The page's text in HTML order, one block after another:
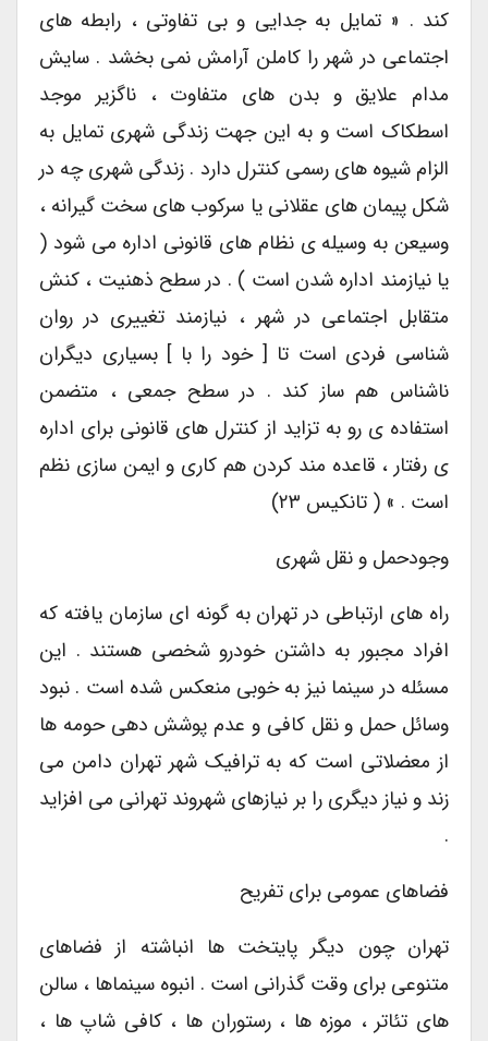
کند . « تمایل به جدایی و بی تفاوتی ، رابطه های
اجتماعی در شهر را کاملن آرامش نمی بخشد . سایش
مدام علایق و بدن های متفاوت ، ناگزیر موجد
اسطکاک است و به این جهت زندگی شهری تمایل به
الزام شیوه های رسمی کنترل دارد . زندگی شهری چه در
شکل پیمان های عقلانی یا سرکوب های سخت گیرانه ،
وسیعن به وسیله ی نظام های قانونی اداره می شود (
یا نیازمند اداره شدن است ) . در سطح ذهنیت ، کنش
متقابل اجتماعی در شهر ، نیازمند تغییری در روان
شناسی فردی است تا [ خود را با ] بسیاری دیگران
ناشناس هم ساز کند . در سطح جمعی ، متضمن
استفاده ی رو به تزاید از کنترل های قانونی برای اداره
ی رفتار ، قاعده مند کردن هم کاری و ایمن سازی نظم
است . » ( تانکیس ۲۳)
وجودحمل و نقل شهری
راه های ارتباطی در تهران به گونه ای سازمان یافته که
افراد مجبور به داشتن خودرو شخصی هستند . این
مسئله در سینما نیز به خوبی منعکس شده است . نبود
وسائل حمل و نقل کافی و عدم پوشش دهی حومه ها
از معضلاتی است که به ترافیک شهر تهران دامن می
زند و نیاز دیگری را بر نیازهای شهروند تهرانی می افزاید
فضاهای عمومی برای تفریح
تهران چون دیگر پایتخت ها انباشته از فضاهای
متنوعی برای وقت گذرانی است . انبوه سینماها ، سالن
های تئاتر ، موزه ها ، رستوران ها ، کافی شاپ ها ،